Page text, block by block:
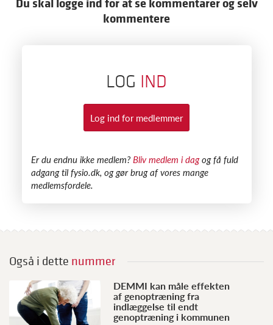
kommentere
LOG IND
Log ind for medlemmer
​Er du endnu ikke medlem? Bliv medlem i dagog få fuld
adgang til fysio.dk, og gør brug af vores mange
medlemsfordele.
Også i dette nummer
DEMMI kan måle effekten
af genoptræning fra
indlæggelse til endt
genoptræning i kommunen